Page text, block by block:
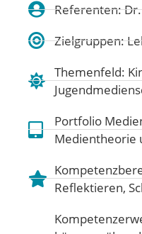
Referenten:
Zielgruppen:
Themenfeld:
Portfolio
Medientheorie
Reflektieren,